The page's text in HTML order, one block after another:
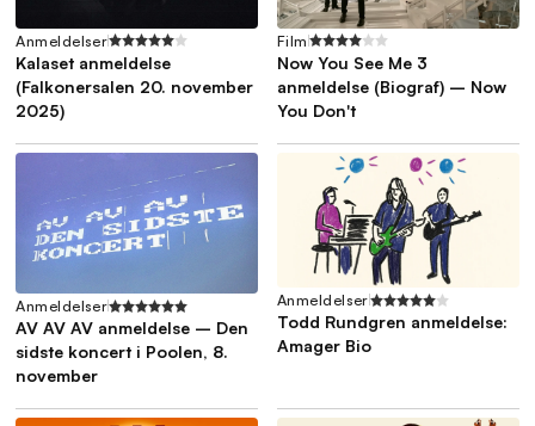
Anmeldelser
Kalaset anmeldelse
(Falkonersalen 20. november
2025)
Film
Now You See Me 3
anmeldelse (Biograf) – Now
You Don't
Anmeldelser
AV AV AV anmeldelse – Den
sidste koncert i Poolen, 8.
november
Anmeldelser
Todd Rundgren anmeldelse:
Amager Bio